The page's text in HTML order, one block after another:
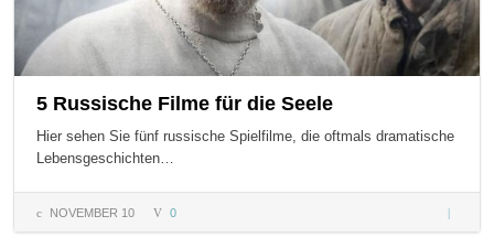
5 Russische Filme für die Seele
Hier sehen Sie fünf russische Spielfilme, die oftmals dramatische
Lebensgeschichten…
NOVEMBER 10 0